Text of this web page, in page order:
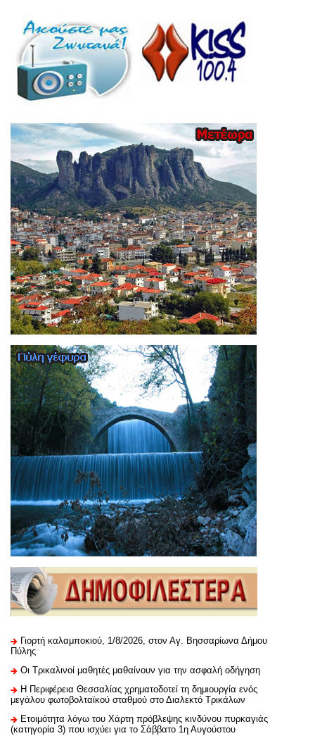
Γιορτή καλαμποκιού, 1/8/2026, στον Αγ. Βησσαρίωνα Δήμου
Πύλης
Οι Τρικαλινοί μαθητές μαθαίνουν για την ασφαλή οδήγηση
H Περιφέρεια Θεσσαλίας χρηματοδοτεί τη δημιουργία ενός
μεγάλου φωτοβολταϊκού σταθμού στο Διαλεκτό Τρικάλων
Ετοιμότητα λόγω του Χάρτη πρόβλεψης κινδύνου πυρκαγιάς
(κατηγορία 3) που ισχύει για το Σάββατο 1η Αυγούστου